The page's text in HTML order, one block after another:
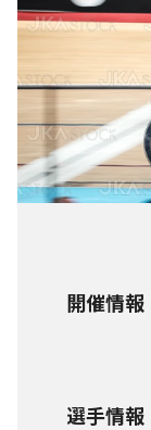
開催情報
選手情報